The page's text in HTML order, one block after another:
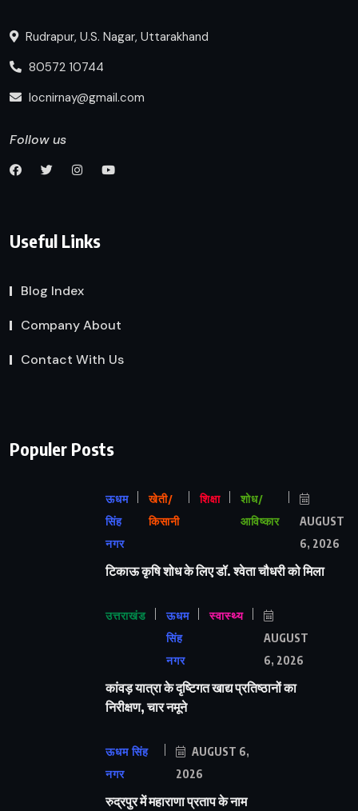
Rudrapur, U.S. Nagar, Uttarakhand
80572 10744
locnirnay@gmail.com
Follow us
Useful Links
Blog Index
Company About
Contact With Us
Populer Posts
ऊधम
सिंह
नगर
खेती/
किसानी
शिक्षा
शोध/
आविष्कार
AUGUST
6, 2026
टिकाऊ कृषि शोध के लिए डॉ. श्वेता चौधरी को मिला
उत्तराखंड
ऊधम
सिंह
नगर
स्वास्थ्य
AUGUST
6, 2026
कांवड़ यात्रा के दृष्टिगत खाद्य प्रतिष्ठानों का
निरीक्षण, चार नमूने
ऊधम सिंह
नगर
AUGUST 6,
2026
रुद्रपुर में महाराणा प्रताप के नाम